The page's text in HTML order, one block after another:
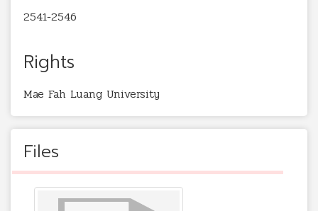
2541-2546
Rights
Mae Fah Luang University
Files